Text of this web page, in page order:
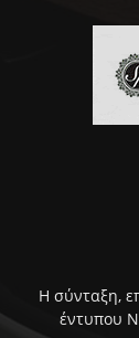
Η σύνταξη,
έντυπου